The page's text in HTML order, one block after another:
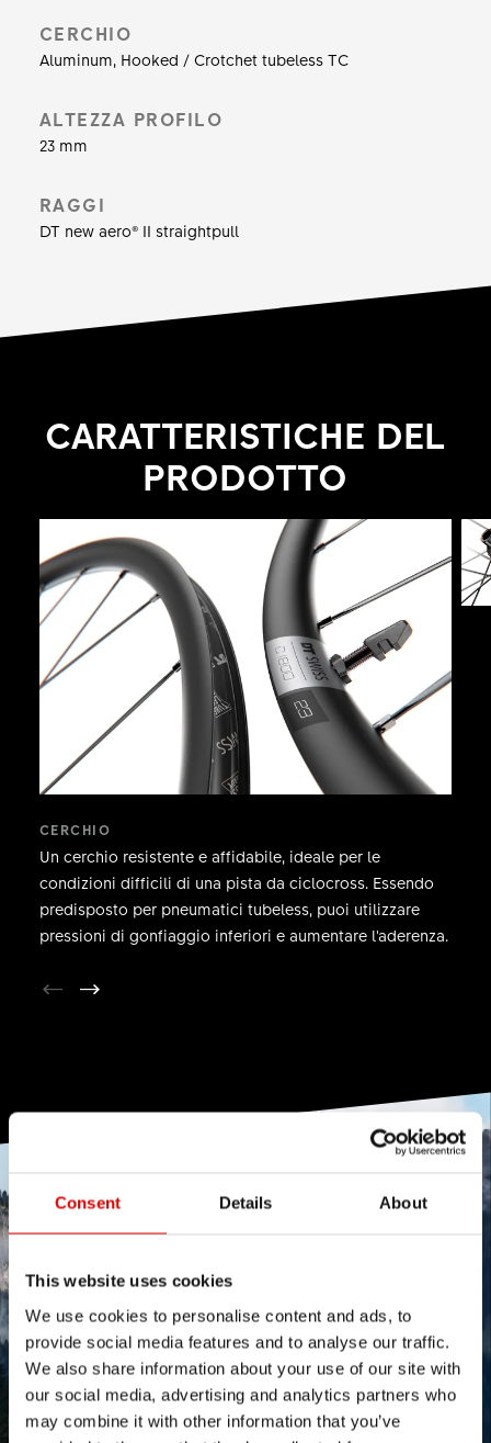
Consent Details About
This website uses cookies
We use cookies to personalise content and ads, to
provide social media features and to analyse our traffic.
We also share information about your use of our site with
our social media, advertising and analytics partners who
may combine it with other information that you’ve
indimenticabile.
CERCHIO
Aluminum, Hooked / Crotchet tubeless TC
ALTEZZA PROFILO
23 mm
RAGGI
DT new aero® II straightpull
CARATTERISTICHE DEL
PRODOTTO
CERCHIO
Un cerchio resistente e affidabile, ideale per le
condizioni difficili di una pista da ciclocross. Essendo
predisposto per pneumatici tubeless, puoi utilizzare
pressioni di gonfiaggio inferiori e aumentare l'aderenza.